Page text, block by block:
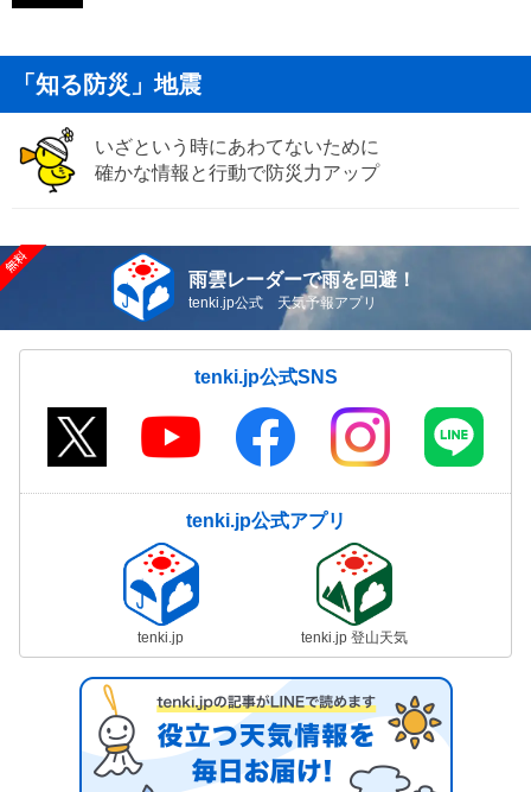
「知る防災」地震
いざという時にあわてないために
確かな情報と行動で防災力アップ
雨雲レーダーで雨を回避！
tenki.jp公式 天気予報アプリ
tenki.jp公式SNS
tenki.jp公式アプリ
tenki.jp tenki.jp 登山天気